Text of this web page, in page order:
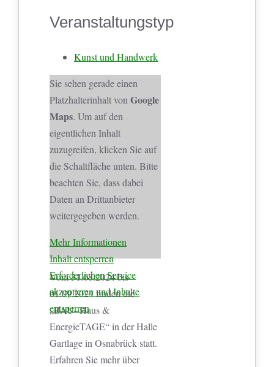
Veranstaltungstyp
Kunst und Handwerk
Sie sehen gerade einen
Platzhalterinhalt vonGoogle
Maps. Um auf den
eigentlichen Inhalt
zuzugreifen, klicken Sie auf
die Schaltfläche unten. Bitte
beachten Sie, dass dabei
Daten an Drittanbieter
weitergegeben werden.
Mehr Informationen
Inhalt entsperren
Erforderlichen Service
akzeptieren und Inhalte
entsperren
Vom 31.08.2024 bis
01.09.2024 finden die
„BAU- Haus &
EnergieTAGE“ in der Halle
Gartlage in Osnabrück statt.
Erfahren Sie mehr über